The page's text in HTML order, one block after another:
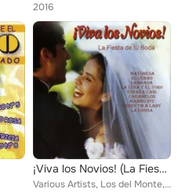
2016
¡Viva los Novios! (La Fiesta de Tu Boda)
Various Artists, Los del Monte, Grupo Stars, Orquesta Pérez Prado, Baccara, Maria Jesus y Su Acordeon, Joe Messina Y Orquesta, J...